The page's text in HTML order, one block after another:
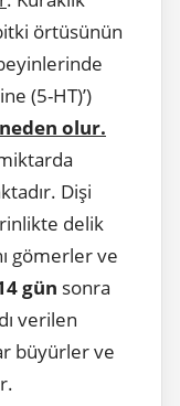
örtüsünün
(5-HT)’)
neden olur.
Dişi
delik
gömerler ve
gün sonra
verilen
büyürler ve